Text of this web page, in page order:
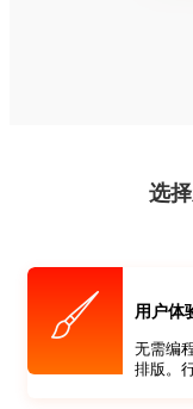
选
用户体
无需编
排版。